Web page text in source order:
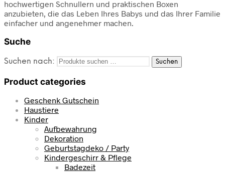
hochwertigen Schnullern und praktischen Boxen
anzubieten, die das Leben Ihres Babys und das Ihrer Familie
einfacher und angenehmer machen.
Suche
Suchen nach: Suchen
Product categories
Geschenk Gutschein
Haustiere
Kinder
Aufbewahrung
Dekoration
Geburtstagdeko / Party
Kindergeschirr & Pflege
Badezeit